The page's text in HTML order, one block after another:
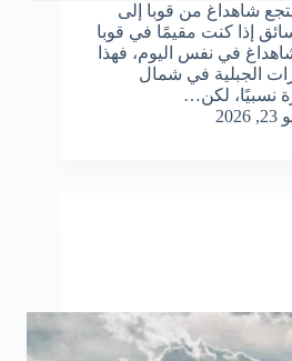
شاهداغ من قوبا إلى
إذا كنت مقيمًا في قوبا
في نفس اليوم، فهذا
الجبلية في شمال
نسبيًا، لكن…